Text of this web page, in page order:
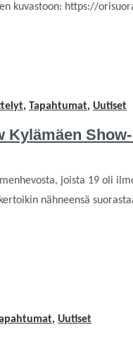
kuvastoon: https://
, Tapahtumat, Uutiset
Kylämäen
joista 19 oli
nähneensä
, Uutiset